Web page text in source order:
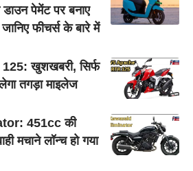
पेमेंट पर बनाए
फीचर्स के बारे में
खुशखबरी, सिर्फ
तगड़ा माइलेज
451cc की
मचाने लॉन्च हो गया